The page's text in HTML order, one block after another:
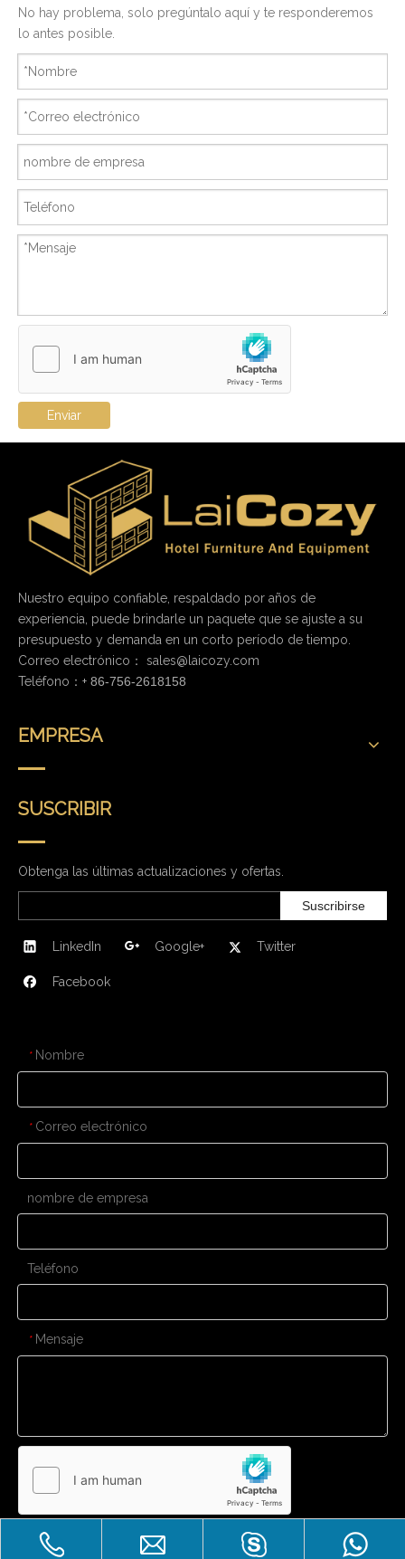
No hay problema, solo pregúntalo aquí y te responderemos
lo antes posible.
Enviar
Nuestro equipo confiable, respaldado por años de
experiencia, puede brindarle un paquete que se ajuste a su
presupuesto y demanda en un corto período de tiempo.
Correo electrónico： sales@laicozy.com
Teléfono：+ 86-756-2618158
EMPRESA
SUSCRIBIR
Obtenga las últimas actualizaciones y ofertas.
Suscribirse
LinkedIn Google+ Twitter
Facebook
* Nombre
* Correo electrónico
nombre de empresa
Teléfono
* Mensaje
Enviar